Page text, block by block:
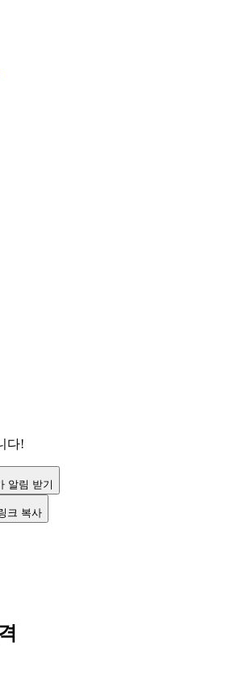
다!
알림 받기
크 복사